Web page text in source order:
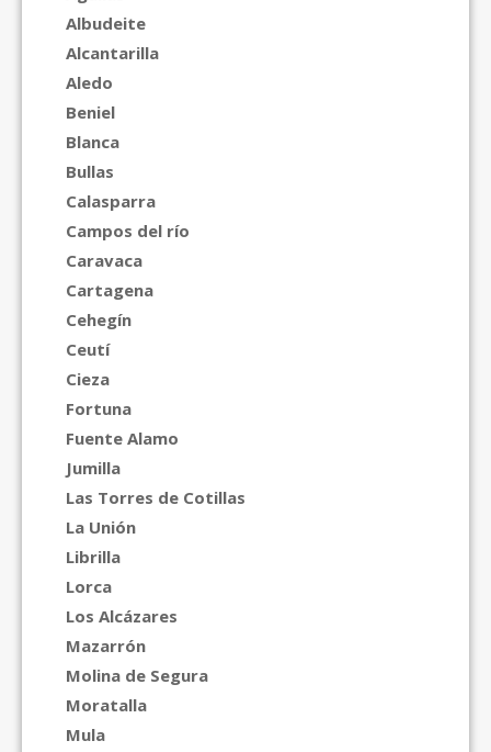
Albudeite
Alcantarilla
Aledo
Beniel
Blanca
Bullas
Calasparra
Campos del río
Caravaca
Cartagena
Cehegín
Ceutí
Cieza
Fortuna
Fuente Alamo
Jumilla
Las Torres de Cotillas
La Unión
Librilla
Lorca
Los Alcázares
Mazarrón
Molina de Segura
Moratalla
Mula